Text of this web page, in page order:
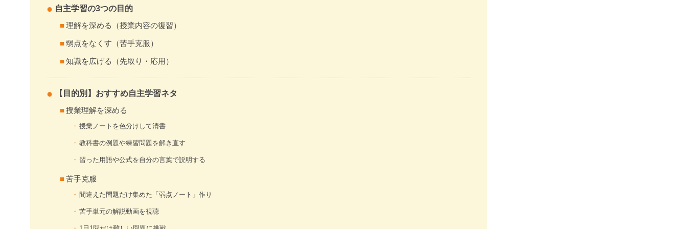
自主学習の3つの目的
理解を深める（授業内容の復習）
弱点をなくす（苦手克服）
知識を広げる（先取り・応用）
【目的別】おすすめ自主学習ネタ
授業理解を深める
授業ノートを色分けして清書
教科書の例題や練習問題を解き直す
習った用語や公式を自分の言葉で説明する
苦手克服
間違えた問題だけ集めた「弱点ノート」作り
苦手単元の解説動画を視聴